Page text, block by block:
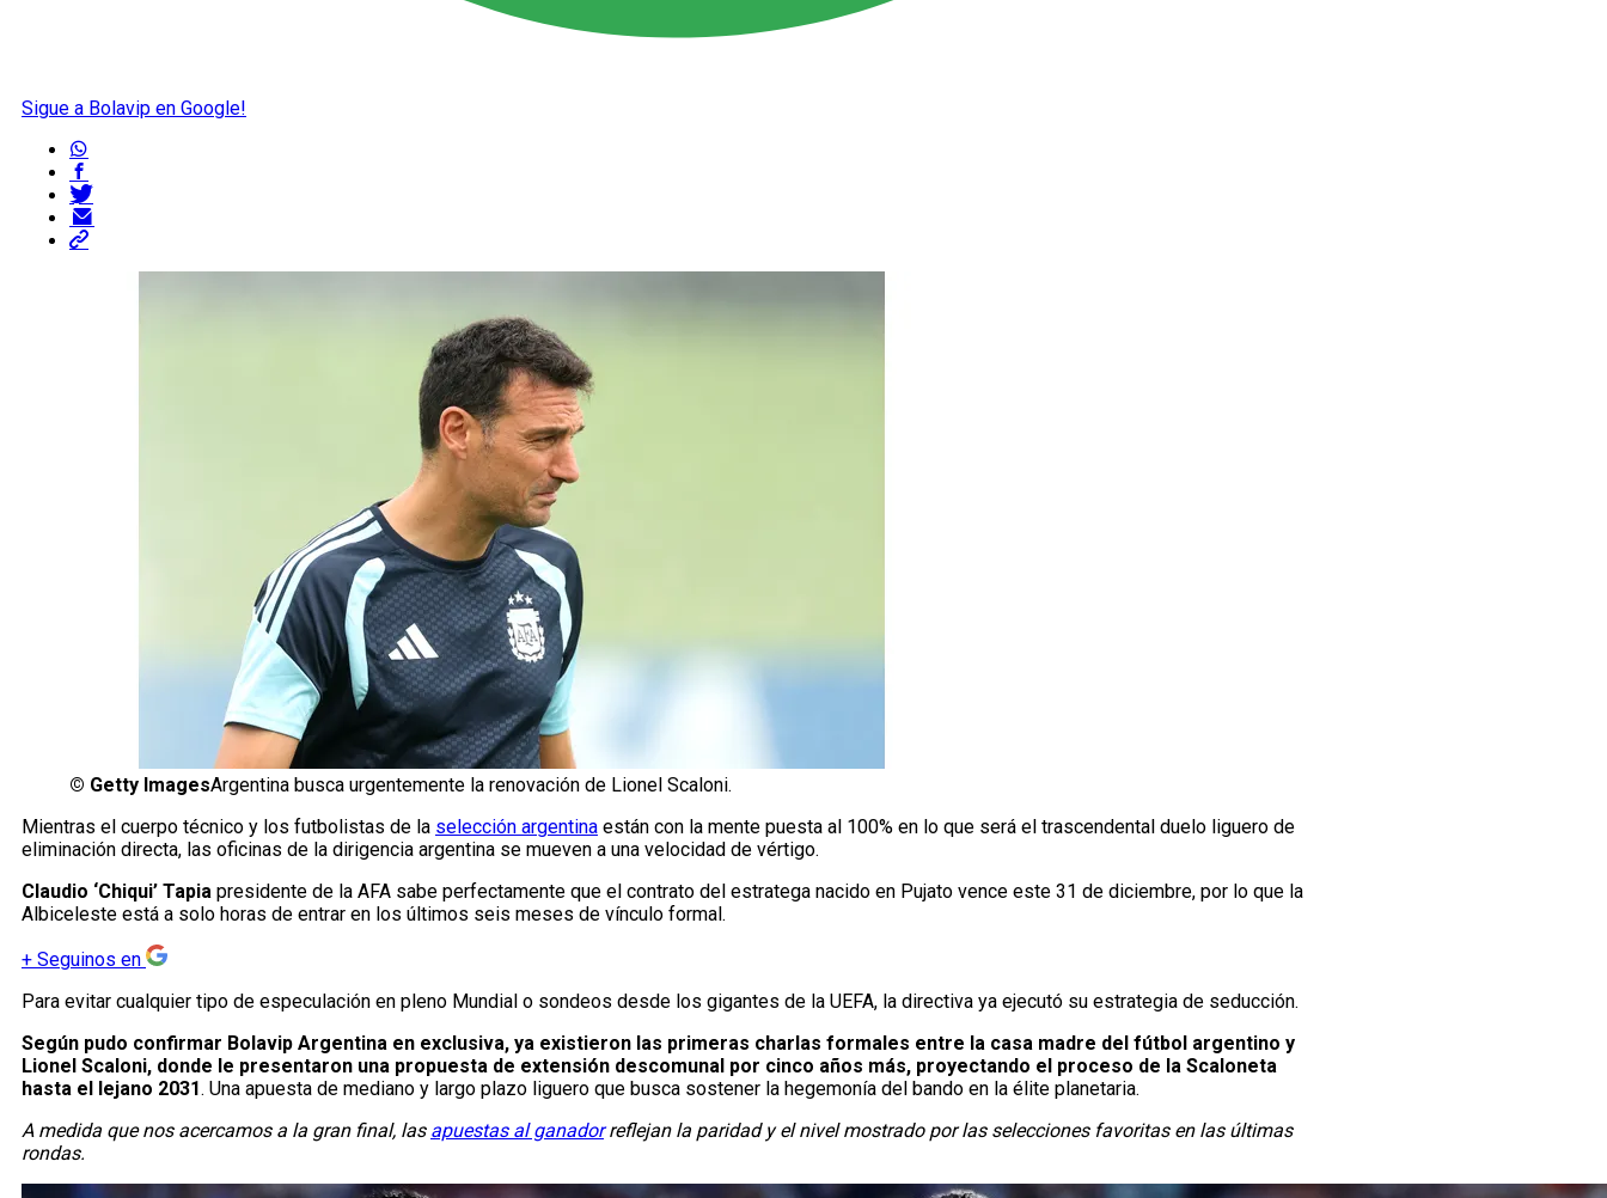
Sigue a Bolavip en Google!
© Getty ImagesArgentina busca urgentemente la renovación de Lionel Scaloni.
Mientras el cuerpo técnico y los futbolistas de la selección argentina están con la mente puesta al 100% en lo que será el trascendental duelo liguero de
eliminación directa, las oficinas de la dirigencia argentina se mueven a una velocidad de vértigo.
Claudio ‘Chiqui’ Tapia presidente de la AFA sabe perfectamente que el contrato del estratega nacido en Pujato vence este 31 de diciembre, por lo que la
Albiceleste está a solo horas de entrar en los últimos seis meses de vínculo formal.
+ Seguinos en
Para evitar cualquier tipo de especulación en pleno Mundial o sondeos desde los gigantes de la UEFA, la directiva ya ejecutó su estrategia de seducción.
Según pudo confirmar Bolavip Argentina en exclusiva, ya existieron las primeras charlas formales entre la casa madre del fútbol argentino y
Lionel Scaloni, donde le presentaron una propuesta de extensión descomunal por cinco años más, proyectando el proceso de la Scaloneta
hasta el lejano 2031. Una apuesta de mediano y largo plazo liguero que busca sostener la hegemonía del bando en la élite planetaria.
A medida que nos acercamos a la gran final, las apuestas al ganadorreflejan la paridad y el nivel mostrado por las selecciones favoritas en las últimas
rondas.